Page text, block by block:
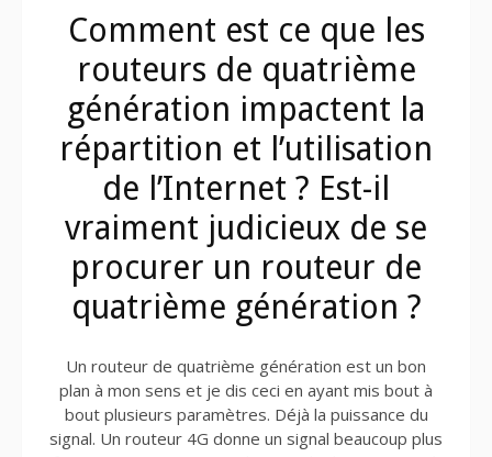
Comment est ce que les
routeurs de quatrième
génération impactent la
répartition et l’utilisation
de l’Internet ? Est-il
vraiment judicieux de se
procurer un routeur de
quatrième génération ?
Un routeur de quatrième génération est un bon
plan à mon sens et je dis ceci en ayant mis bout à
bout plusieurs paramètres. Déjà la puissance du
signal. Un routeur 4G donne un signal beaucoup plus